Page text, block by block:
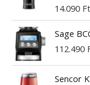
14.090 Ft
Sage
112.490
Sencor